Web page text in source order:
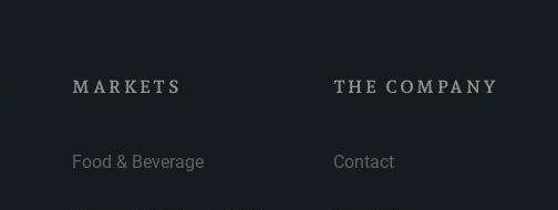
MARKETS
Food & Beverage
THE COMPANY
Contact